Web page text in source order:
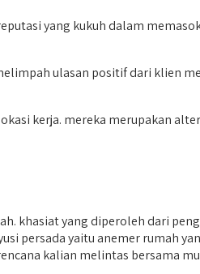
yang kukuh dalam
ulasan positif dari klien
kerja. mereka merupakan
khasiat yang diperoleh dari
persada yaitu anemer rumah
kalian melintas bersama